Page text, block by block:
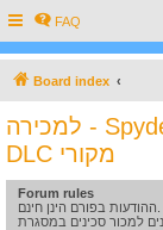
FAQ
Board index
למכירה - Spyderco ParaMilitary 2 Camo Black
DLC מקורי
Forum rules
למכור סכינים במסגרת